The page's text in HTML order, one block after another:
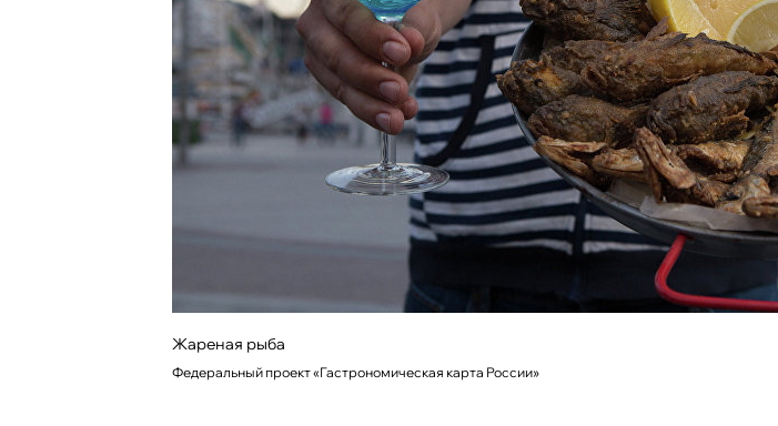
Жареная рыба
Федеральный проект «Гастрономическая карта России»